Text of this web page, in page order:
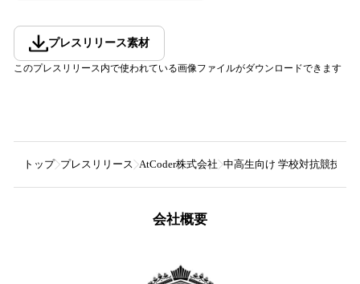
プレスリリース素材
このプレスリリース内で使われている画像ファイルがダウンロードできます
トップ プレスリリース AtCoder株式会社 中高生向け 学校対抗競技プ
会社概要